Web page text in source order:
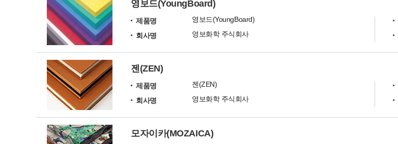
영보드(YoungBoard)
제품명
영보드(YoungBoard)
회사명
영보화학 주식회사
젠(ZEN)
제품명
젠(ZEN)
회사명
영보화학 주식회사
모자이카(MOZAICA)